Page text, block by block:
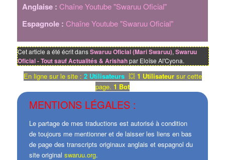
Anglaise : Chaîne Youtube "Swaruu Oficial"
Espagnole : Chaîne Youtube "Swaruu Oficial"
Cet article a été écrit dansSwaruu Oficial (Mari Swaruu),Swaruu
Oficial - Tout sauf Actualités & Arishahpar Eloïse Al'Cyona.
En ligne sur le site : 2 Utilisateurs 💥 1 Utilisateursur cette
page. 1 Bot
MENTIONS LÉGALES :
Le partage de mes traductions est autorisé à condition
de toujours me mentionner et de laisser les liens en bas
de page des transcripts originaux anglais et espagnol du
site originalswaruu.org.